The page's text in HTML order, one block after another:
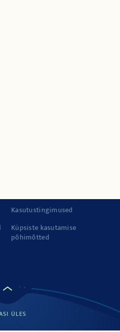
Kasutustingimused
Küpsiste kasutamise
põhimõtted
ÜLES